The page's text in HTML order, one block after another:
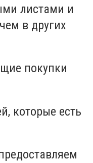
листами и
в других
покупки
которые есть